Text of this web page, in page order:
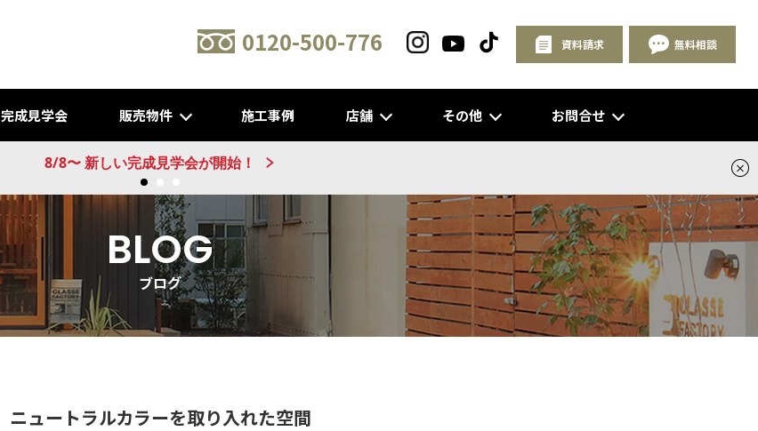
0120-500-776 資料請求 無料相談
完成見学会 販売物件 施工事例 店舗 その他 お問合せ
新建売物件 販売開始！@城陽
BLOG
ブログ
ニュートラルカラーを取り入れた空間